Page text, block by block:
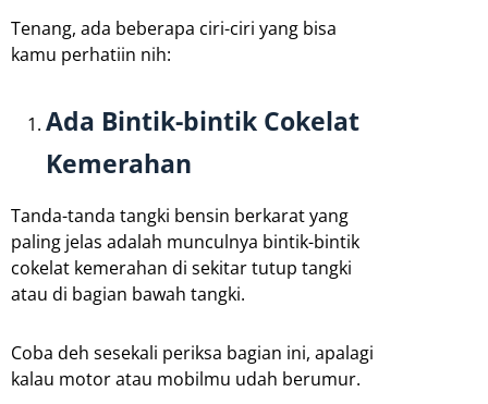
Tenang, ada beberapa ciri-ciri yang bisa
kamu perhatiin nih:
Ada Bintik-bintik Cokelat
Kemerahan
Tanda-tanda tangki bensin berkarat yang
paling jelas adalah munculnya bintik-bintik
cokelat kemerahan di sekitar tutup tangki
atau di bagian bawah tangki.
Coba deh sesekali periksa bagian ini, apalagi
kalau motor atau mobilmu udah berumur.